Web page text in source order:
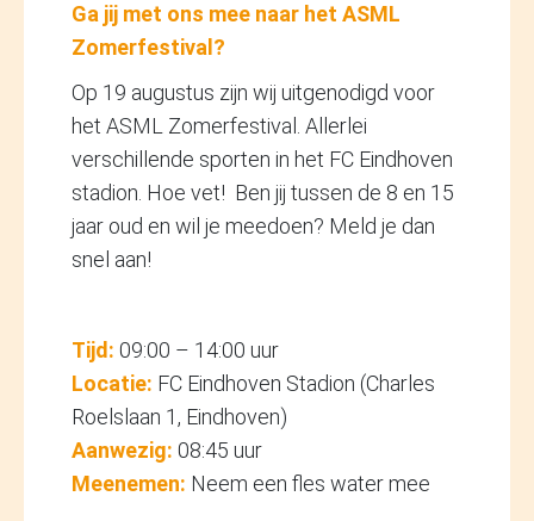
Ga jij met ons mee naar het ASML
Zomerfestival?
Op 19 augustus zijn wij uitgenodigd voor
het ASML Zomerfestival. Allerlei
verschillende sporten in het FC Eindhoven
stadion. Hoe vet! Ben jij tussen de 8 en 15
jaar oud en wil je meedoen? Meld je dan
snel aan!
Tijd: 09:00 – 14:00 uur
Locatie: FC Eindhoven Stadion (Charles
Roelslaan 1, Eindhoven)
Aanwezig: 08:45 uur
Meenemen: Neem een fles water mee